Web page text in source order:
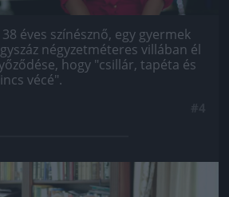
éves színésznő, egy gyermek
négyzetméteres villában él
hogy "csillár, tapéta és
vécé".
még kép!